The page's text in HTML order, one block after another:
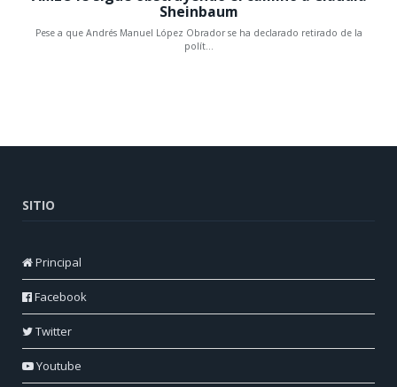
SITIO
Principal
Facebook
Twitter
Youtube